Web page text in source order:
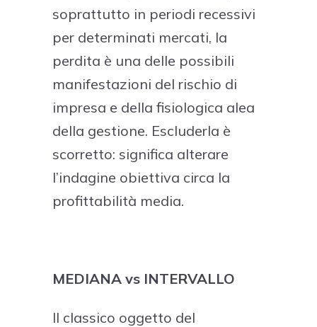
soprattutto in periodi recessivi
per determinati mercati, la
perdita è una delle possibili
manifestazioni del rischio di
impresa e della fisiologica alea
della gestione. Escluderla è
scorretto: significa alterare
l’indagine obiettiva circa la
profittabilità media.
MEDIANA vs INTERVALLO
Il classico oggetto del